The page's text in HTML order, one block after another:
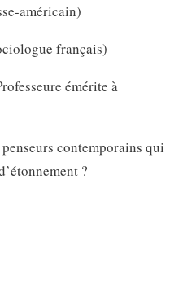
américain)
français)
émérite à
contemporains qui
?